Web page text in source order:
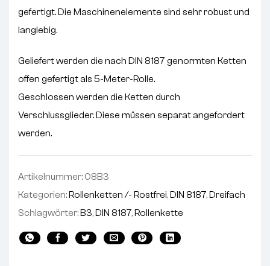
gefertigt. Die Maschinenelemente sind sehr robust und
langlebig.
Geliefert werden die nach DIN 8187 genormten Ketten
offen gefertigt als 5-Meter-Rolle.
Geschlossen werden die Ketten durch
Verschlussglieder. Diese müssen separat angefordert
werden.
Artikelnummer: 08B3
Kategorien:Rollenketten /- Rostfrei,DIN 8187,Dreifach
Schlagwörter:B3,DIN 8187,Rollenkette